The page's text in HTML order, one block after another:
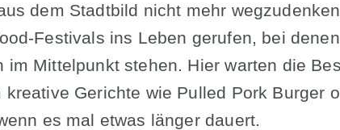
dem Stadtbild nicht mehr
Festivals ins Leben gerufen, bei
im Mittelpunkt stehen. Hier warten die
Gerichte wie Pulled Pork Burger
es mal etwas länger dauert.